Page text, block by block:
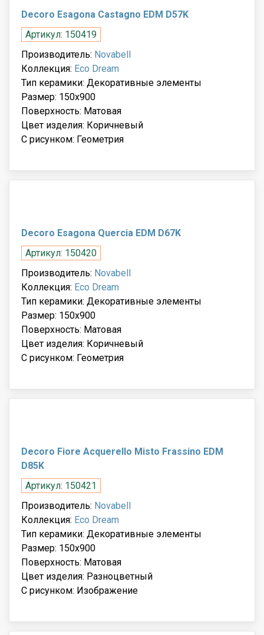
Decoro Esagona Castagno EDM D57K
Артикул: 150419
Производитель: Novabell
Коллекция: Eco Dream
Тип керамики: Декоративные элементы
Размер: 150x900
Поверхность: Матовая
Цвет изделия: Коричневый
С рисунком: Геометрия
Decoro Esagona Quercia EDM D67K
Артикул: 150420
Производитель: Novabell
Коллекция: Eco Dream
Тип керамики: Декоративные элементы
Размер: 150x900
Поверхность: Матовая
Цвет изделия: Коричневый
С рисунком: Геометрия
Decoro Fiore Acquerello Misto Frassino EDM
D85K
Артикул: 150421
Производитель: Novabell
Коллекция: Eco Dream
Тип керамики: Декоративные элементы
Размер: 150x900
Поверхность: Матовая
Цвет изделия: Разноцветный
С рисунком: Изображение